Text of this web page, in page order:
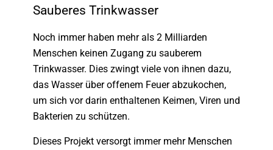
Sauberes Trinkwasser
Noch immer haben mehr als 2 Milliarden
Menschen keinen Zugang zu sauberem
Trinkwasser. Dies zwingt viele von ihnen dazu,
das Wasser über offenem Feuer abzukochen,
um sich vor darin enthaltenen Keimen, Viren und
Bakterien zu schützen.
Dieses Projekt versorgt immer mehr Menschen